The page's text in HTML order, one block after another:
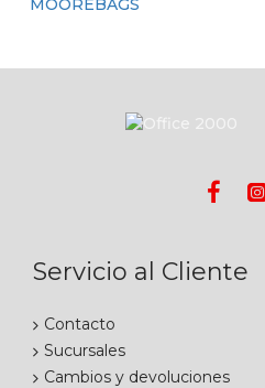
Servicio al Cliente
Contacto
Sucursales
Cambios y devoluciones